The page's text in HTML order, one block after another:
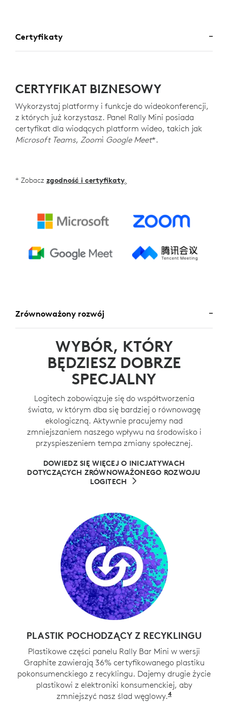
Certyfikaty
CERTYFIKAT BIZNESOWY
Wykorzystaj platformy i funkcje do wideokonferencji,
z których już korzystasz. Panel Rally Mini posiada
certyfikat dla wiodących platform wideo, takich jak
Microsoft Teams, Zoomi Google Meet*.
* Zobacz zgodność i certyfikaty>
Zrównoważony rozwój
WYBÓR, KTÓRY
BĘDZIESZ DOBRZE
SPECJALNY
Logitech zobowiązuje się do współtworzenia
świata, w którym dba się bardziej o równowagę
ekologiczną. Aktywnie pracujemy nad
zmniejszaniem naszego wpływu na środowisko i
przyspieszeniem tempa zmiany społecznej.
DOWIEDZ SIĘ WIĘCEJ O INICJATYWACH
DOTYCZĄCYCH ZRÓWNOWAŻONEGO ROZWOJU
LOGITECH
PLASTIK POCHODZĄCY Z RECYKLINGU
Plastikowe części panelu Rally Bar Mini w wersji
Graphite zawierają 36% certyfikowanego plastiku
pokonsumenckiego z recyklingu. Dajemy drugie życie
plastikowi z elektroniki konsumenckiej, aby
zmniejszyć nasz ślad węglowy.4Z